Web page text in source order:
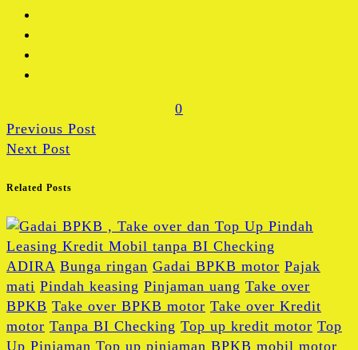
0
Previous Post
Next Post
Related Posts
ADIRA Bunga ringan Gadai BPKB motor Pajak
mati Pindah keasing Pinjaman uang Take over
BPKB Take over BPKB motor Take over Kredit
motor Tanpa BI Checking Top up kredit motor Top
Up Pinjaman Top up pinjaman BPKB mobil motor